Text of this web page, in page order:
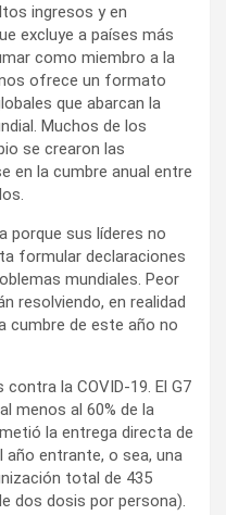
ingresos y en
excluye a países más
como miembro a la
ofrece un formato
que abarcan la
Muchos de los
se crearon las
en la cumbre anual entre
porque sus líderes no
formular declaraciones
mundiales. Peor
resolviendo, en realidad
cumbre de este año no
la COVID‑19. El G7
menos al 60% de la
la entrega directa de
año entrante, o sea, una
total de 435
dos dosis por persona).